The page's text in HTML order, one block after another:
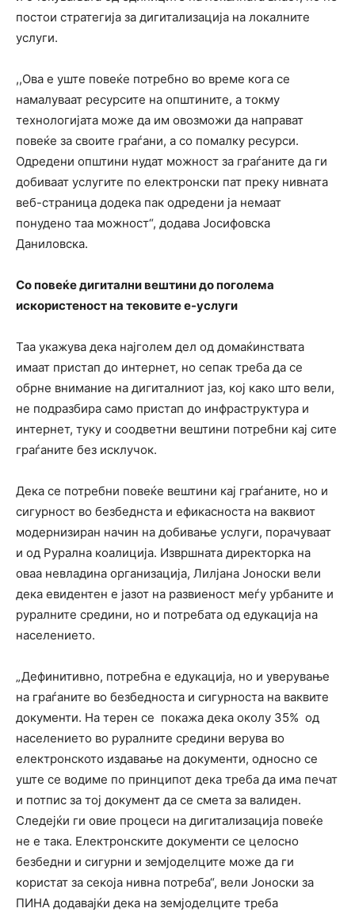
постои стратегија за дигитализација на локалните
услуги.
,,Ова e уште повеќе потребно во време кога се
намалуваат ресурсите на општините, а токму
технологијата може да им овозможи да направат
повеќе за своите граѓани, а со помалку ресурси.
Одредени општини нудат можност за граѓаните да ги
добиваат услугите по електронски пат преку нивната
веб-страница додека пак одредени ја немаат
понудено таа можност“, додава Јосифовска
Даниловска.
Со повеќе дигитални вештини до поголема
искористеност на тековите е-услуги
Таа укажува дека најголем дел од домаќинствата
имаат пристап до интернет, но сепак треба да се
обрне внимание на дигиталниот јаз, кој како што вели,
не подразбира само пристап до инфраструктура и
интернет, туку и соодветни вештини потребни кај сите
граѓаните без исклучок.
Дека се потребни повеќе вештини кај граѓаните, но и
сигурност во безбеднста и ефикасноста на ваквиот
модернизиран начин на добивање услуги, порачуваат
и од Рурална коалиција. Извршната директорка на
оваа невладина организација, Лилјана Јоноски вели
дека евидентен е јазот на развиеност меѓу урбаните и
руралните средини, но и потребата од едукација на
населението.
„Дефинитивно, потребна е едукација, но и уверување
на граѓаните во безбедноста и сигурноста на ваквите
документи. На терен се покажа дека околу 35% од
населението во руралните средини верува во
електронското издавање на документи, односно се
уште се водиме по принципот дека треба да има печат
и потпис за тој документ да се смета за валиден.
Следејќи ги овие процеси на дигитализација повеќе
не е така. Електронските документи се целосно
безбедни и сигурни и земјоделците може да ги
користат за секоја нивна потреба“, вели Јоноски за
ПИНА додавајќи дека на земјоделците треба